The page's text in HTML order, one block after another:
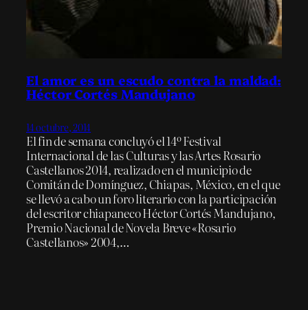
El amor es un escudo contra la maldad:
Héctor Cortés Mandujano
14 octubre, 2014
El fin de semana concluyó el 14º Festival
Internacional de las Culturas y las Artes Rosario
Castellanos 2014, realizado en el municipio de
Comitán de Domínguez, Chiapas, México, en el que
se llevó a cabo un foro literario con la participación
del escritor chiapaneco Héctor Cortés Mandujano,
Premio Nacional de Novela Breve «Rosario
Castellanos» 2004,…